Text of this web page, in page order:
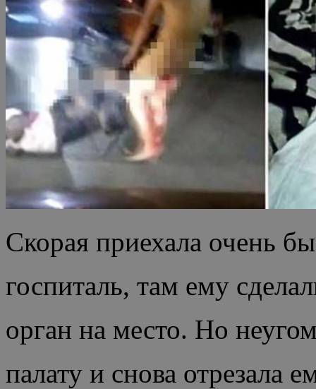
Скорая приехала очень
госпиталь, там ему
орган на место. Но
палату и снова отрезала